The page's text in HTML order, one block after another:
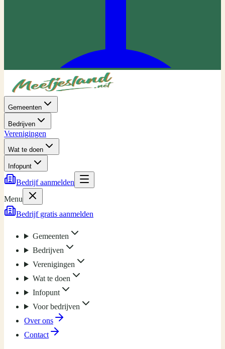
Gemeenten
Bedrijven
Verenigingen
Wat te doen
Infopunt
Bedrijf aanmelden
Menu
Bedrijf gratis aanmelden
Gemeenten
Bedrijven
Verenigingen
Wat te doen
Infopunt
Voor bedrijven
Over ons
Contact